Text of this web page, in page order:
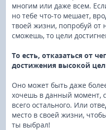
многим или даже всем.
но тебе что-то мешает,
твоей жизни, попробуй от
сможешь, то цели
То есть, отказаться от
достижения высокой
Оно может быть даже
хочешь в данный момент,
всего остального. Или
место в своей жизни,
ты выбрал!